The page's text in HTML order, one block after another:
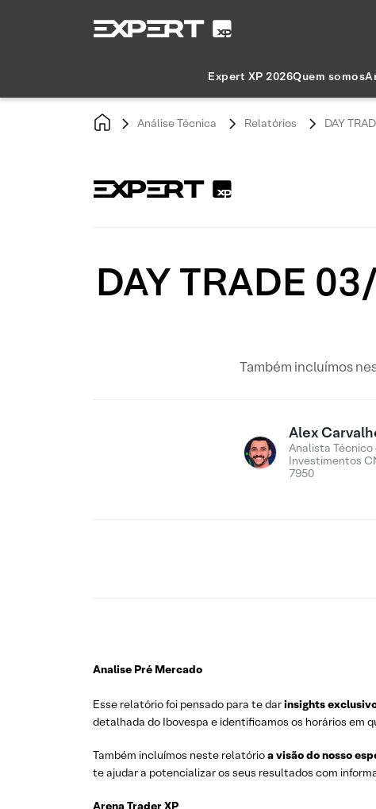
Expert XP 2026Quem somos
Análise Técnica Relatórios DAY
DAY TRADE
Também incluímos
Alex
Analista Técnico
Investimentos
7950
Analise Pré Mercado
Esse relatório foi pensado para te darinsights
detalhada do Ibovespa e identificamos os horários em
Também incluímos neste relatórioa visão do nosso
te ajudar a potencializar os seus resultados com
Arena Trader XP